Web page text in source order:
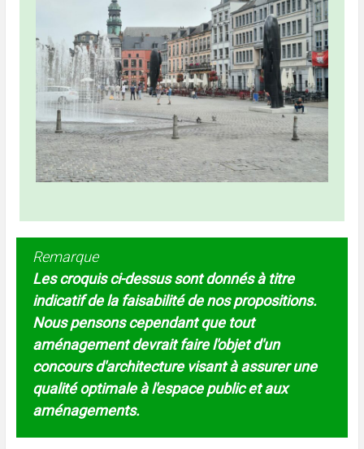
Remarque
Les croquis ci-dessus sont donnés à titre
indicatif de la faisabilité de nos propositions.
Nous pensons cependant que tout
aménagement devrait faire l'objet d'un
concours d'architecture visant à assurer une
qualité optimale à l'espace public et aux
aménagements.